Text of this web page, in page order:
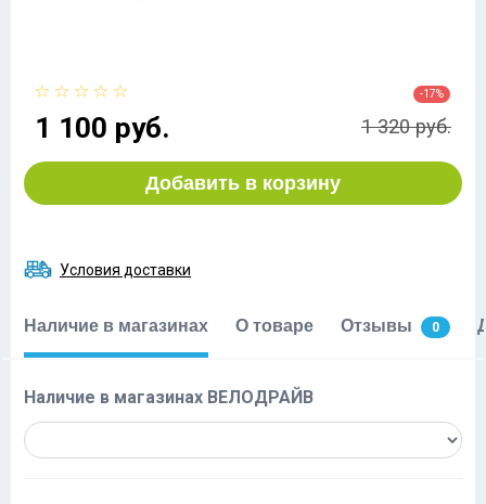
1 100 руб.
-17%
1 320 руб.
Добавить в корзину
Условия доставки
Наличие в магазинах О товаре Отзывы 0
Наличие в магазинах ВЕЛОДРАЙВ